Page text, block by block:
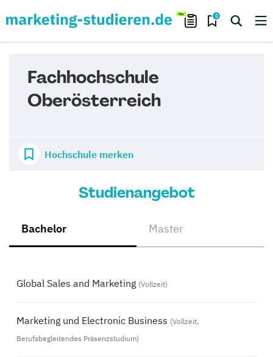
0
Fachhochschule
Oberösterreich
Hochschule merken
Studienangebot
Bachelor Master
Global Sales and Marketing (Vollzeit)
Marketing und Electronic Business (Vollzeit,
Berufsbegleitendes Präsenzstudium)